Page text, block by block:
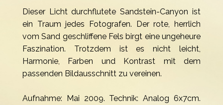
Dieser Licht durchflutete Sandstein-Canyon ist
ein Traum jedes Fotografen. Der rote, herrlich
vom Sand geschliffene Fels birgt eine ungeheure
Faszination. Trotzdem ist es nicht leicht,
Harmonie, Farben und Kontrast mit dem
passenden Bildausschnitt zu vereinen.
Aufnahme: Mai 2009. Technik: Analog 6x7cm.